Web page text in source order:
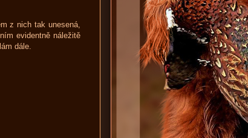
z nich tak unesená,
evidentně náležitě
dále.